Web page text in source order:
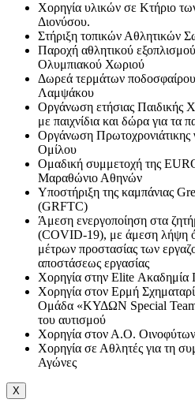
Χορηγία υλικών σε Κτήριο
Διονύσου.
Στήριξη τοπικών Αθλητικών
Παροχή αθλητικού
Ολυμπιακού Χωριού
Δωρεά τερμάτων
Λαμψάκου
Οργάνωση ετήσιας Παιδικής
με παιχνίδια και δώρα για τα
Οργάνωση Πρωτοχρονιάτικης
Ομίλου
Ομαδική συμμετοχή της
Μαραθώνιο Αθηνών
Υποστήριξη της καμπάνιας
(GRFTC)
Άμεση ενεργοποίηση στα
(COVID-19), με άμεση λήψη
μέτρων προστασίας των
αποστάσεως εργασίας
Χορηγία στην Elite
Χορηγία στον Ερμή
Ομάδα «ΚΥΔΩΝ Special
του αυτισμού
Χορηγία στον Α.Ο. Οινοφύτων
Χορηγία σε Αθλητές για τη
Αγώνες
X